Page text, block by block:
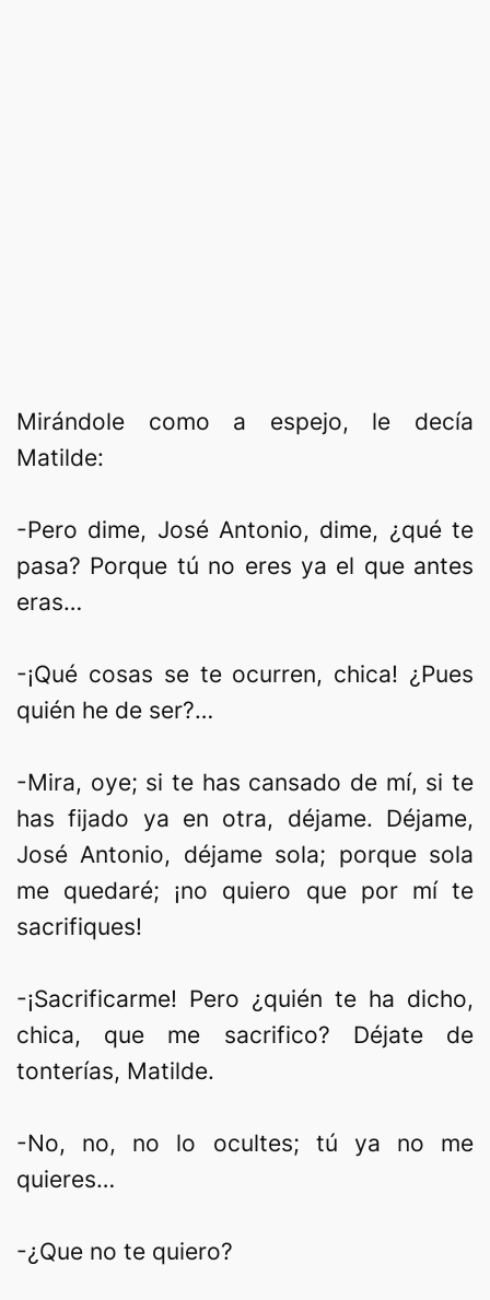
Mirándole como a espejo, le decía
Matilde:
-Pero dime, José Antonio, dime, ¿qué te
pasa? Porque tú no eres ya el que antes
eras…
-¡Qué cosas se te ocurren, chica! ¿Pues
quién he de ser?…
-Mira, oye; si te has cansado de mí, si te
has fijado ya en otra, déjame. Déjame,
José Antonio, déjame sola; porque sola
me quedaré; ¡no quiero que por mí te
sacrifiques!
-¡Sacrificarme! Pero ¿quién te ha dicho,
chica, que me sacrifico? Déjate de
tonterías, Matilde.
-No, no, no lo ocultes; tú ya no me
quieres…
-¿Que no te quiero?